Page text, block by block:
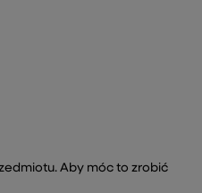
Aby móc to zrobić